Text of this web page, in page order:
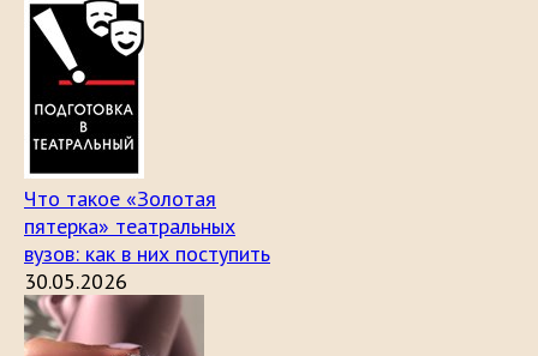
Что такое «Золотая
пятерка» театральных
вузов: как в них поступить
30.05.2026